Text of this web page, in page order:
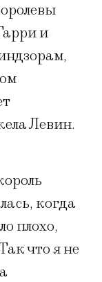
и
Левин.
когда
плохо,
что я не